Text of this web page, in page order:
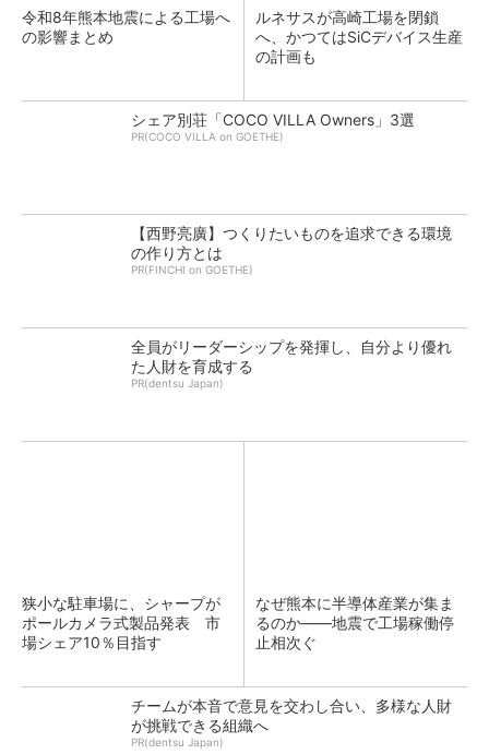
令和8年熊本地震による工場へ
の影響まとめ
ルネサスが高崎工場を閉鎖
へ、かつてはSiCデバイス生産
の計画も
シェア別荘「COCO VILLA Owners」3選
PR(COCO VILLA on GOETHE)
【西野亮廣】つくりたいものを追求できる環境
の作り方とは
PR(FINCHI on GOETHE)
全員がリーダーシップを発揮し、自分より優れ
た人財を育成する
PR(dentsu Japan)
狭小な駐車場に、シャープが
ポールカメラ式製品発表 市
場シェア10％目指す
なぜ熊本に半導体産業が集ま
るのか――地震で工場稼働停
止相次ぐ
チームが本音で意見を交わし合い、多様な人財
が挑戦できる組織へ
PR(dentsu Japan)